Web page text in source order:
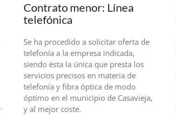
Contrato menor: Línea
telefónica
Se ha procedido a solicitar oferta de
telefonía a la empresa indicada,
siendo ésta la única que presta los
servicios precisos en materia de
telefonía y fibra óptica de modo
óptimo en el municipio de Casavieja,
y al mejor coste.